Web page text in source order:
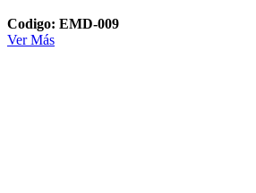
Codigo: EMD-009
Ver Más